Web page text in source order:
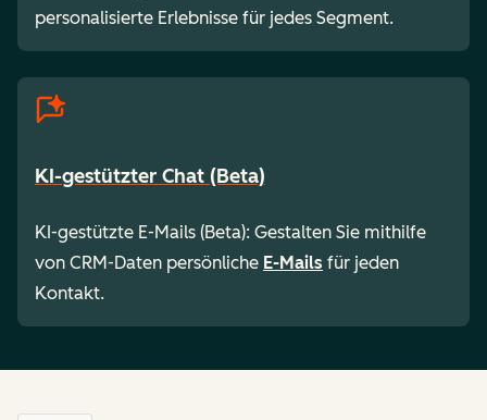
personalisierte Erlebnisse für jedes Segment.
KI-gestützter Chat (Beta)
KI-gestützte E-Mails (Beta): Gestalten Sie mithilfe
von CRM-Daten persönliche E-Mails für jeden
Kontakt.